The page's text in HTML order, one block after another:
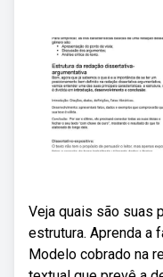
Veja quais são suas
estrutura. Aprenda a
Modelo cobrado na